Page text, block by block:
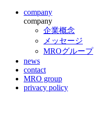
company
company
企業概念
メッセージ
MROグループ
news
contact
MRO group
privacy policy